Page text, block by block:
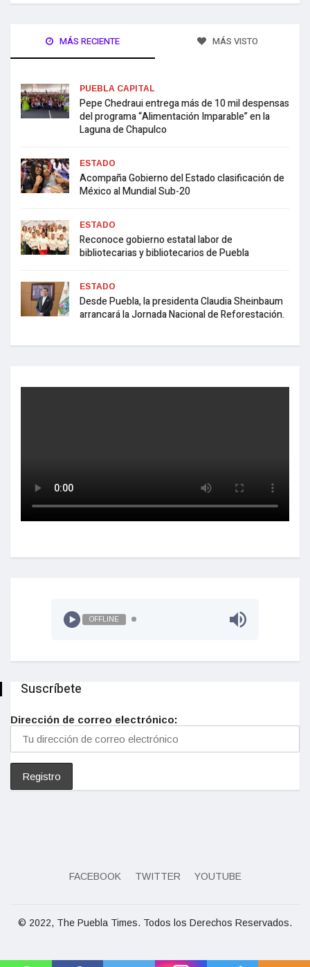
MÁS RECIENTE MÁS VISTO
PUEBLA CAPITAL
Pepe Chedraui entrega más de 10 mil despensas
del programa “Alimentación Imparable” en la
Laguna de Chapulco
ESTADO
Acompaña Gobierno del Estado clasificación de
México al Mundial Sub-20
ESTADO
Reconoce gobierno estatal labor de
bibliotecarias y bibliotecarios de Puebla
ESTADO
Desde Puebla, la presidenta Claudia Sheinbaum
arrancará la Jornada Nacional de Reforestación.
OFFLINE
Suscríbete
Dirección de correo electrónico:
FACEBOOK TWITTER YOUTUBE
© 2022, The Puebla Times. Todos los Derechos Reservados.